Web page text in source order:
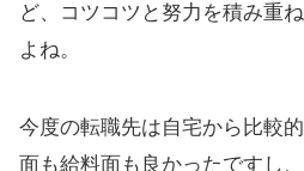
ど、コツコツと努力を積み重
よね。
今度の転職先は自宅から比較
面も給料面も良かったですし